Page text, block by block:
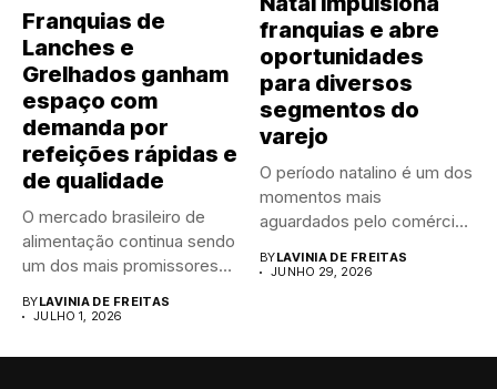
Franquias de
Lanches e
Grelhados ganham
espaço com
demanda por
refeições rápidas e
de qualidade
O mercado brasileiro de
alimentação continua sendo
um dos mais promissores
BYLAVINIA DE FREITAS
JULHO 1, 2026
franquias e abre
oportunidades
para diversos
segmentos do
varejo
O período natalino é um dos
momentos mais
aguardados pelo comércio
BYLAVINIA DE FREITAS
JUNHO 29, 2026